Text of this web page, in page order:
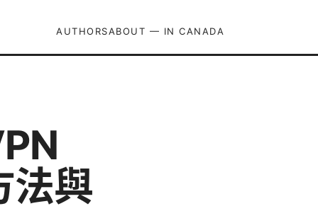
AUTHORSABOUT — IN CANADA
法與